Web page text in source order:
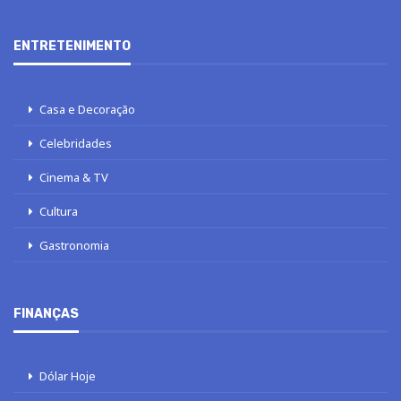
ENTRETENIMENTO
Casa e Decoração
Celebridades
Cinema & TV
Cultura
Gastronomia
FINANÇAS
Dólar Hoje